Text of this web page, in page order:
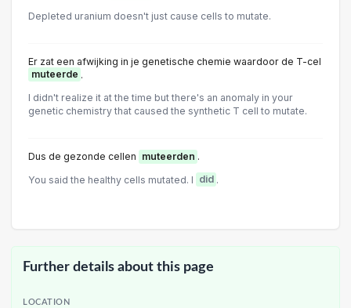
Depleted uranium doesn't just cause cells to mutate.
Er zat een afwijking in je genetische chemie waardoor de T-cel
muteerde .
I didn't realize it at the time but there's an anomaly in your
genetic chemistry that caused the synthetic T cell to mutate.
Dus de gezonde cellen muteerden .
You said the healthy cells mutated. I did .
Further details about this page
LOCATION